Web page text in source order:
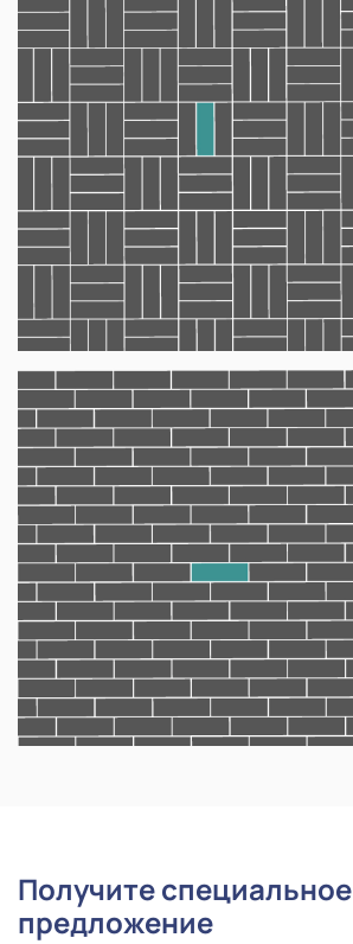
Получите специальное
предложение